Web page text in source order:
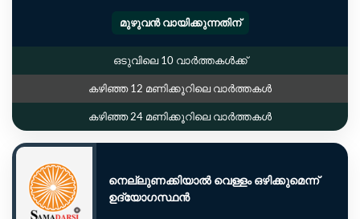
മുഴുവൻ വായിക്കുന്നതിന്
ഒടുവിലെ 10 വാർത്തകൾക്ക്
കഴിഞ്ഞ 12 മണിക്കൂറിലെ വാർത്തകൾ
കഴിഞ്ഞ 24 മണിക്കൂറിലെ വാർത്തകൾ
നെല്ലുണക്കിയാൽ വെള്ളം ഒഴിക്കുമെന്ന്
ഉദ്യോഗസ്ഥൻ